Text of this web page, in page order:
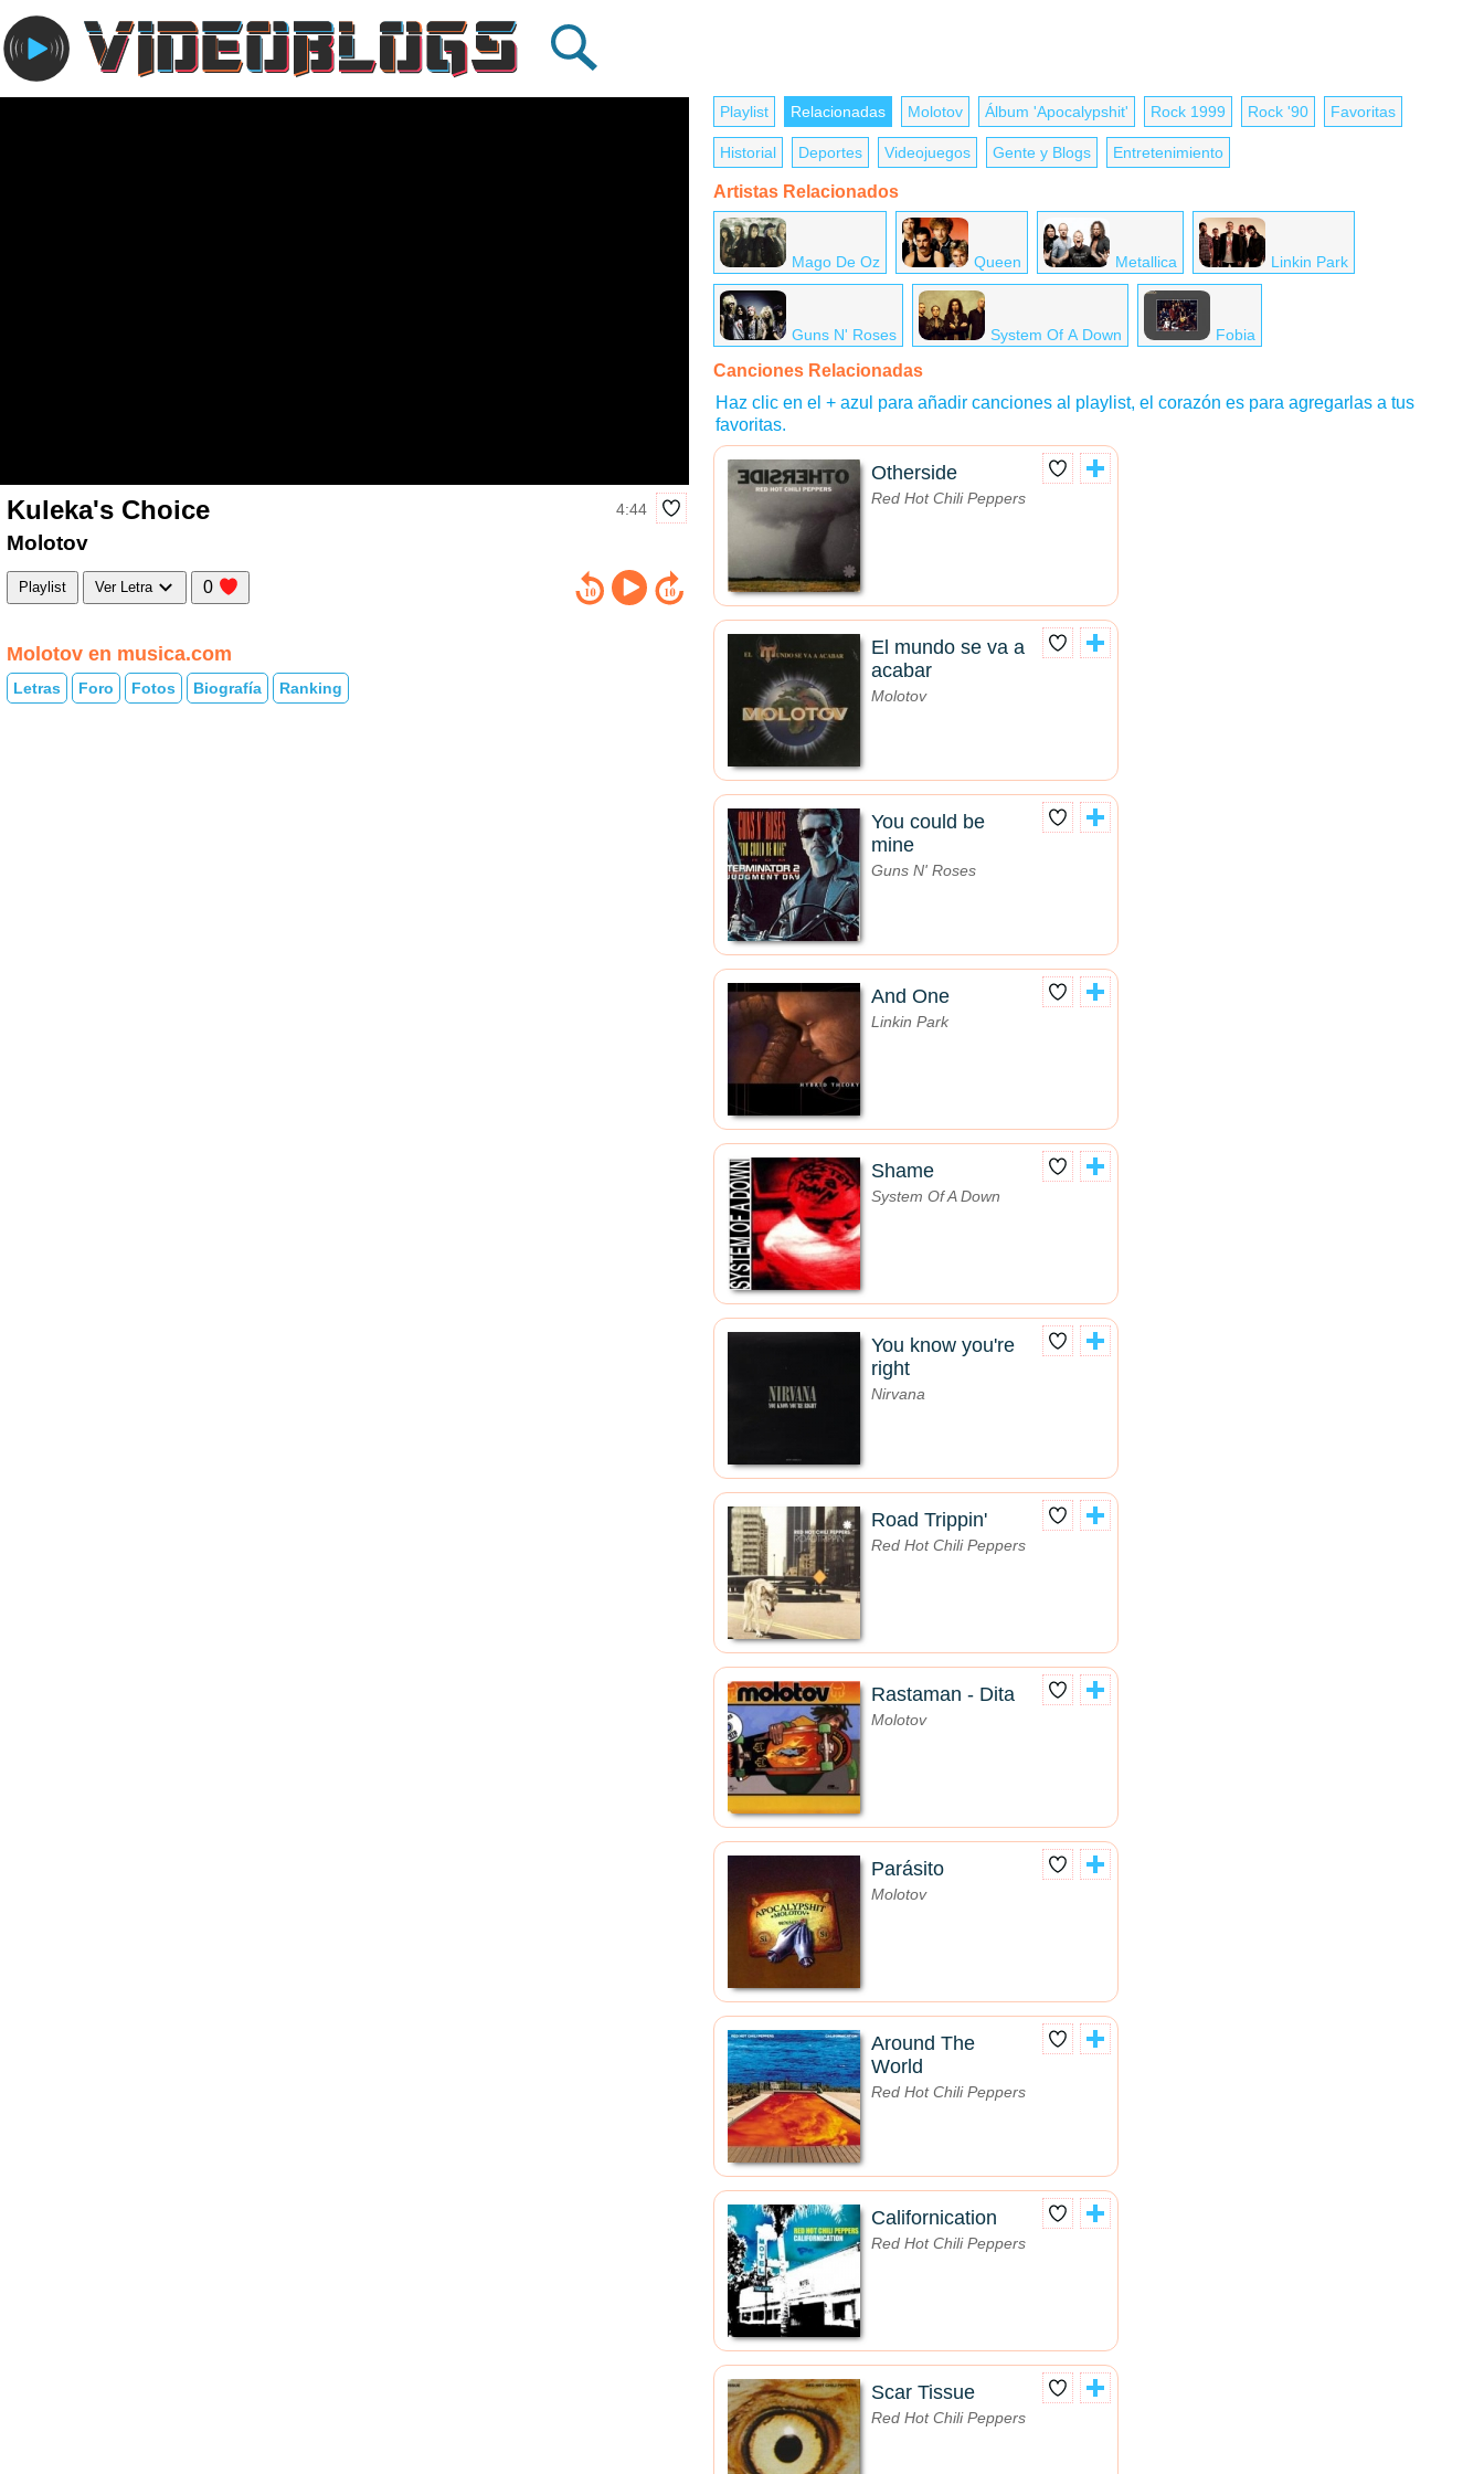
Kuleka's Choice 4:44
Molotov
Playlist Ver Letra 0
Molotov en musica.com
Letras Foro Fotos Biografía Ranking
Playlist Relacionadas Molotov Álbum 'Apocalypshit' Rock 1999 Rock '90 Favoritas
Historial Deportes Videojuegos Gente y Blogs Entretenimiento
Artistas Relacionados
Mago De Oz Queen Metallica Linkin Park
Guns N' Roses System Of A Down Fobia
Canciones Relacionadas
Haz clic en el + azul para añadir canciones al playlist, el corazón es para agregarlas a tus
favoritas.
Otherside
Red Hot Chili Peppers
El mundo se va a
acabar
Molotov
You could be
mine
Guns N' Roses
And One
Linkin Park
Shame
System Of A Down
You know you're
right
Nirvana
Road Trippin'
Red Hot Chili Peppers
Rastaman - Dita
Molotov
Parásito
Molotov
Around The
World
Red Hot Chili Peppers
Californication
Red Hot Chili Peppers
Scar Tissue
Red Hot Chili Peppers